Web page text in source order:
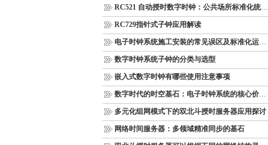
RC521 自动授时数字时钟：公共场所标准化统一计时终端
RC729指针式子钟应用解读
电子时钟系统施工安装的常见误区及标准化运维管理规范
数字时钟系统子钟的分类与选型
嵌入式数字时钟有哪些使用注意事项
数字时代的时空基石：电子时钟系统的核心价值与多维意义
多元化组网模式下的双北斗授时服务器应用探讨
网络时间服务器：多领域精准同步的基石